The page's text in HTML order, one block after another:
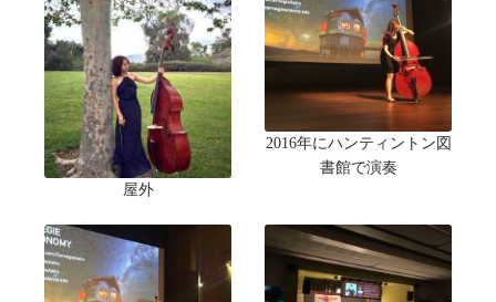
屋外
2016年にハンティントン図
書館で演奏